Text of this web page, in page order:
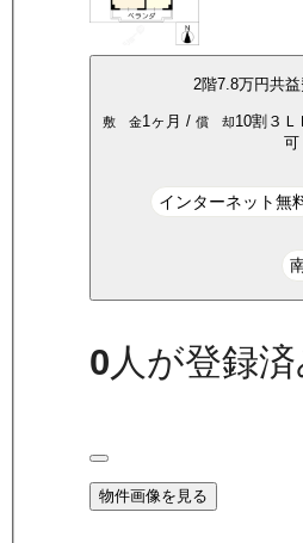
2階7.8万円共
敷 金1ヶ月 / 償 却10割 ３Ｌ
可
インターネット無
0 人が登録
物件画像を見る